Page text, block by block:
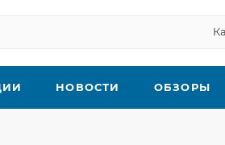
НОВОСТИ ОБЗОРЫ